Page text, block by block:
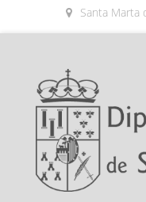
Santa Marta